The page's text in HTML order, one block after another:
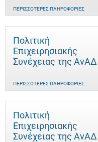
ΠΕΡΙΣΣΌΤΕΡΕΣ ΠΛΗΡΟΦΟΡΊΕΣ
Πολιτική
Επιχειρησιακής
Συνέχειας της ΑνΑΔ
ΠΕΡΙΣΣΌΤΕΡΕΣ ΠΛΗΡΟΦΟΡΊΕΣ
Πολιτική
Επιχειρησιακής
Συνέχειας της ΑνΑΔ